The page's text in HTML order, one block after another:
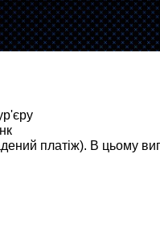
платіж). В цьому